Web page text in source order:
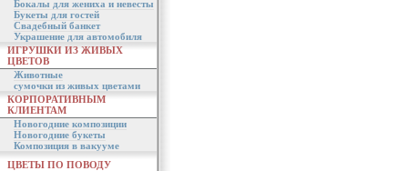
Бокалы для жениха и невесты
Букеты для гостей
Свадебный банкет
Украшение для автомобиля
ИГРУШКИ ИЗ ЖИВЫХ
ЦВЕТОВ
Животные
сумочки из живых цветами
КОРПОРАТИВНЫМ
КЛИЕНТАМ
Новогодние композиции
Новогодние букеты
Композиция в вакууме
ЦВЕТЫ ПО ПОВОДУ